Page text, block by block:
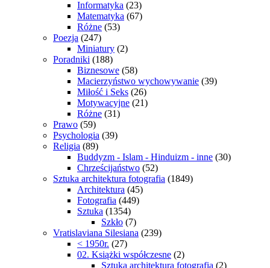
Informatyka (23)
Matematyka (67)
Różne (53)
Poezja (247)
Miniatury (2)
Poradniki (188)
Biznesowe (58)
Macierzyństwo wychowywanie (39)
Miłość i Seks (26)
Motywacyjne (21)
Różne (31)
Prawo (59)
Psychologia (39)
Religia (89)
Buddyzm - Islam - Hinduizm - inne (30)
Chrześcijaństwo (52)
Sztuka architektura fotografia (1849)
Architektura (45)
Fotografia (449)
Sztuka (1354)
Szkło (7)
Vratislaviana Silesiana (239)
< 1950r. (27)
02. Książki współczesne (2)
Sztuka architektura fotografia (2)